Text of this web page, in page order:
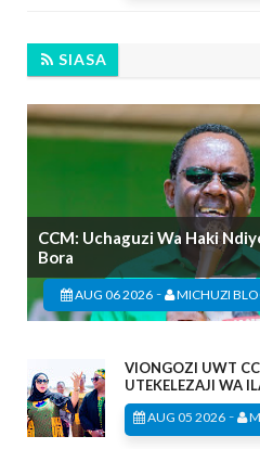
SIASA
CCM: Uchaguzi Wa Haki
Bora
AUG 06 2026 - MICHUZI
VIONGOZI UWT
UTEKELEZAJI WA
AUG 05 2026 -